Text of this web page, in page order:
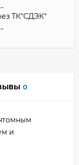
ТК"СДЭК"
0
и